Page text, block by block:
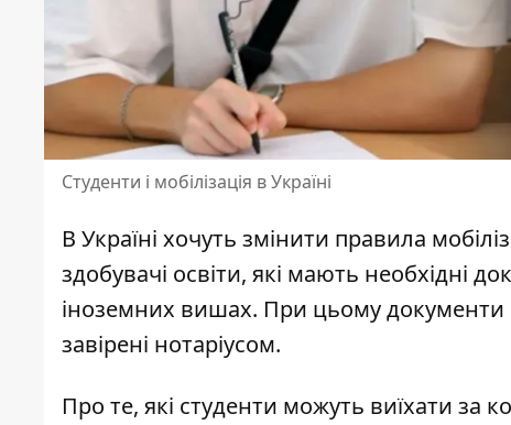
Студенти і мобілізація в Україні
В Україні хочуть змінити правила
здобувачі освіти, які мають необхідні
іноземних вишах. При цьому документи
завірені нотаріусом.
Про те, які студенти можуть виїхати за